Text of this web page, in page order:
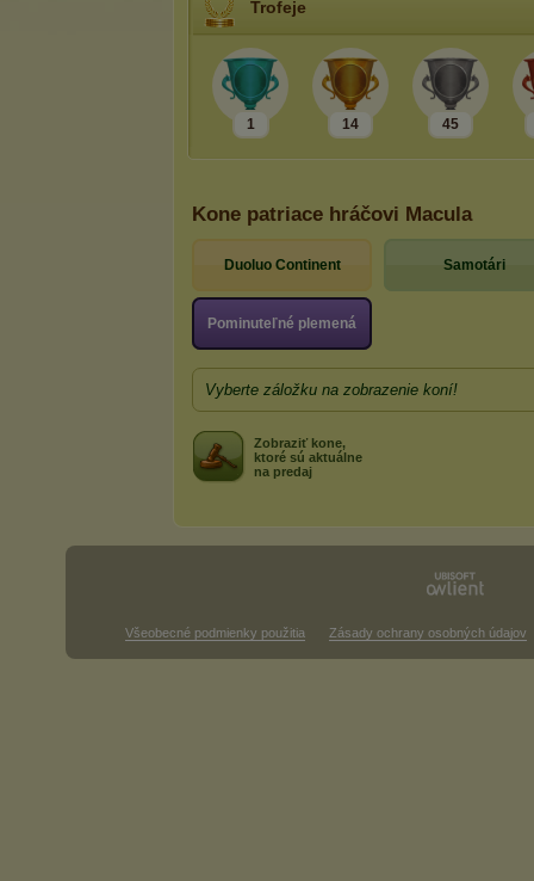
Trofeje
1 14 45
Kone patriace hráčovi Macula
Duoluo Continent Samotári
Pominuteľné plemená
Vyberte záložku na zobrazenie koní!
Zobraziť kone,
ktoré sú aktuálne
na predaj
Všeobecné podmienky použitia Zásady ochrany osobných údajov